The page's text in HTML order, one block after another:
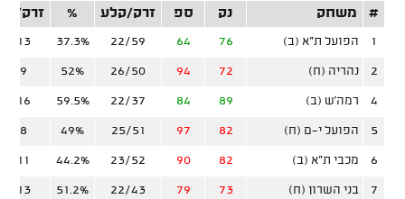
#
משחק נק ספ זרק/קלע % זרק/
1 הפועל ת"א (ב) 76
64
22/59
37.3%
4/13
2 נהריה (ח) 72
94
26/50
52%
1/9
4 רמה'ש (ב) 89
84
22/37
59.5%
8/16
5 הפועל י-ם (ח) 82
97
25/51
49%
3/8
6 מכבי ת"א (ב) 82
90
23/52
44.2%
5/11
7 בני השרון (ח) 73
79
22/43
51.2%
3/13